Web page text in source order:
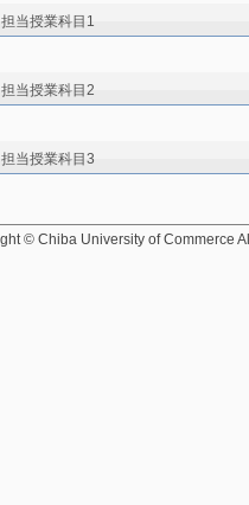
担当授業科目1
担当授業科目2
担当授業科目3